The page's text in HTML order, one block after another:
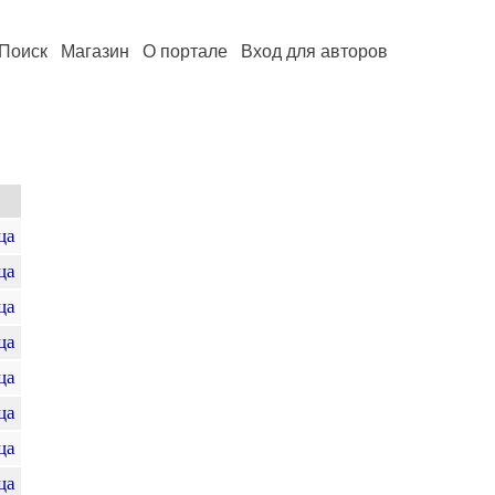
Поиск Магазин О портале Вход для авторов